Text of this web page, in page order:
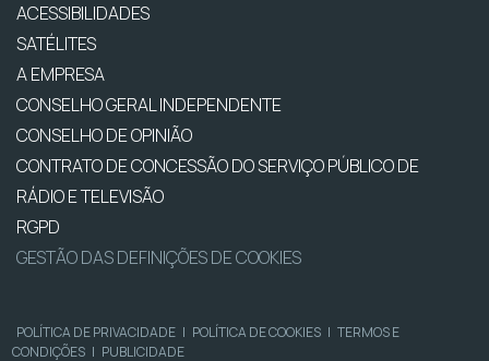
ACESSIBILIDADES
SATÉLITES
A EMPRESA
CONSELHO GERAL INDEPENDENTE
CONSELHO DE OPINIÃO
CONTRATO DE CONCESSÃO DO SERVIÇO PÚBLICO DE
RÁDIO E TELEVISÃO
RGPD
GESTÃO DAS DEFINIÇÕES DE COOKIES
POLÍTICA DE PRIVACIDADE | POLÍTICA DE COOKIES | TERMOS E
CONDIÇÕES | PUBLICIDADE